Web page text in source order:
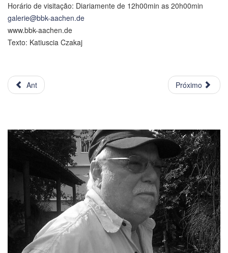
Horário de visitação: Diariamente de 12h00min as 20h00min
galerie@bbk-aachen.de
www.bbk-aachen.de
Texto: Katiuscia Czakaj
Ant Próximo